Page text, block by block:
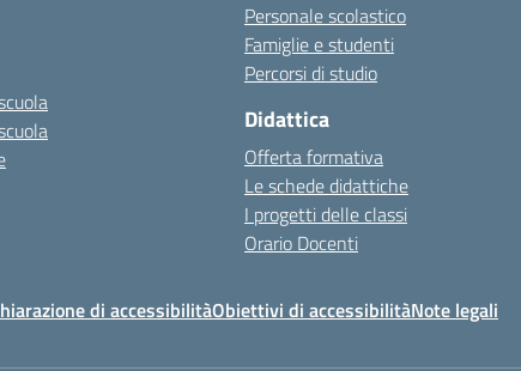
Personale scolastico
Famiglie e studenti
Percorsi di studio
Didattica
Offerta formativa
Le schede didattiche
I progetti delle classi
Orario Docenti
di accessibilitàObiettivi di accessibilitàNote legali